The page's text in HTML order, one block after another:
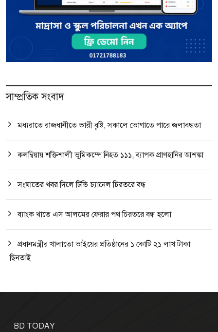
সাম্প্রতিক সংবাদ
মধ্যরাতে রাজধানীতে ভারী বৃষ্টি, সকালে ভোগাতে পারে জলাবদ্ধতা
কলম্বিয়ায় শক্তিশালী ভূমিকম্পে নিহত ১১১, ব্যাপক প্রাণহানির আশঙ্কা
সংঘাতের খবর দিলে টিভি চ্যানেল চিরতরে বন্ধ
ব্যাংক খাতে এস আলমের ফেরার পথ চিরতরে বন্ধ হলো
প্রধানমন্ত্রীর খালাতো ভাইয়ের প্রতিষ্ঠানের ১ কোটি ২১ লাখ টাকা
ছিনতাই
BD TODAY